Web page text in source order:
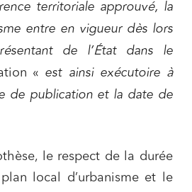
territoriale approuvé, la
entre en vigueur dès lors
de l’État dans le
« est ainsi exécutoire à
de publication et la date de
le respect de la durée
local d’urbanisme et le
sociales et droit du travail
publique